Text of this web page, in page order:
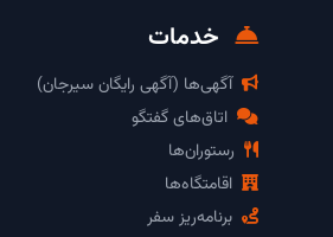
خدمات
آگهی‌ها (آگهی رایگان سیرجان)
اتاق‌های گفتگو
رستوران‌ها
اقامتگاه‌ها
برنامه‌ریز سفر